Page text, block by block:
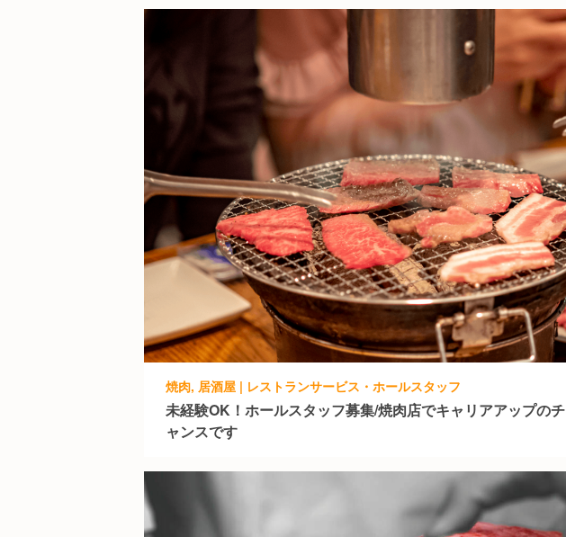
焼肉, 居酒屋 | レストランサービス・ホールスタッフ
未経験OK！ホールスタッフ募集/焼肉店でキャリアアップのチ
ャンスです